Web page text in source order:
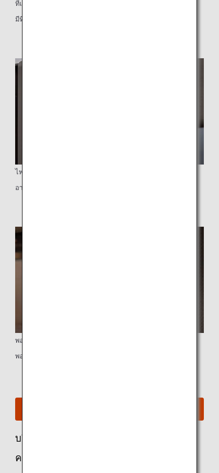
ที่เก็บของ
มีที่เก็บของมากมาย
ไฟส่องสว่าง
อาหารมื้อเบาและไฟอ่านหนังสือสำหรับทุกที่นั่ง
พอร์ตจ่ายไฟ
พอร์ตจ่ายไฟ PC อเนกประสงค์และพอร์ต USB
บริการที่แนะนำสำหรับผู้โดยสารชั้นเฟิร์ส
คลาส